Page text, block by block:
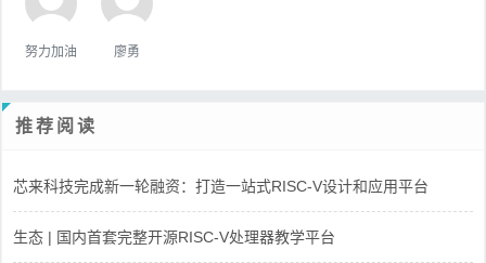
努力加油 廖勇
推荐阅读
芯来科技完成新一轮融资：打造一站式RISC-V设计和应用平台
生态 | 国内首套完整开源RISC-V处理器教学平台